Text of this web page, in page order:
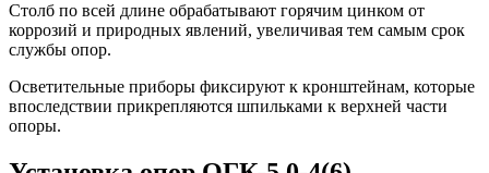
Столб по всей длине обрабатывают горячим цинком от
коррозий и природных явлений, увеличивая тем самым срок
службы опор.
Осветительные приборы фиксируют к кронштейнам, которые
впоследствии прикрепляются шпильками к верхней части
опоры.